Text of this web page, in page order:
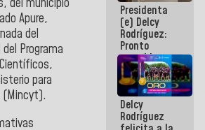
del municipio
Apure,
del
Programa
para
(Mincyt).
historia en
los
Centroamericanos
Presidenta
(e) Delcy
Rodríguez:
Pronto
restableceremos
las
operaciones
en el
Aeropuerto
Internacional
Delcy
Rodríguez